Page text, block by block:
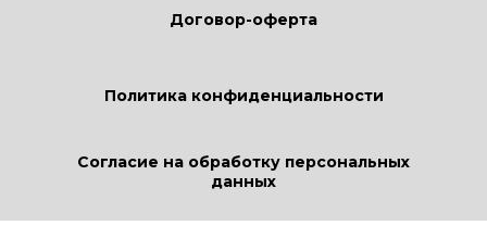
Договор-оферта
Политика конфиденциальности
Согласие на обработку персональных
данных